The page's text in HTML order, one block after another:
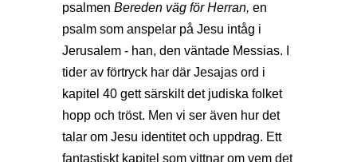
psalmen Bereden väg för Herran, en
psalm som anspelar på Jesu intåg i
Jerusalem - han, den väntade Messias. I
tider av förtryck har där Jesajas ord i
kapitel 40 gett särskilt det judiska folket
hopp och tröst. Men vi ser även hur det
talar om Jesu identitet och uppdrag. Ett
fantastiskt kapitel som vittnar om vem det